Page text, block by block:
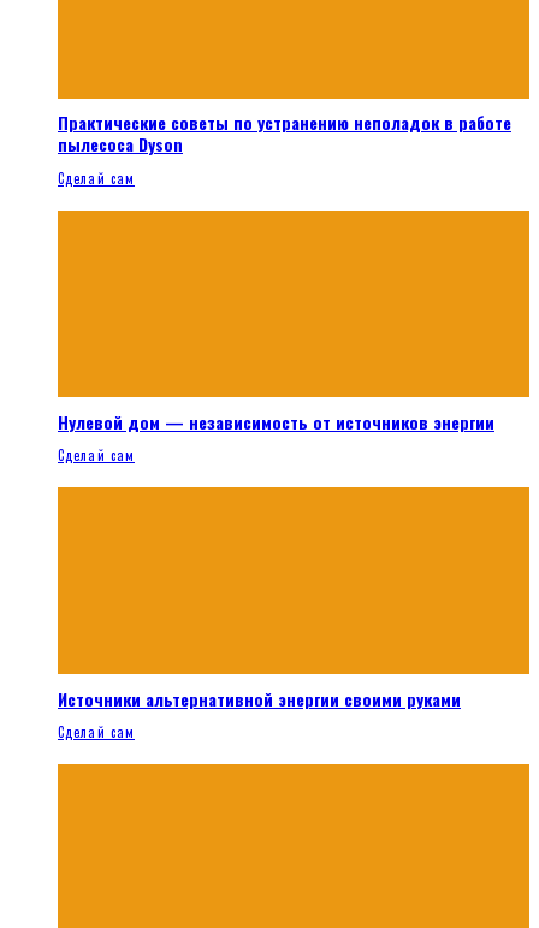
Практические советы по устранению неполадок в работе
пылесоса Dyson
Сделай сам
Нулевой дом — независимость от источников энергии
Сделай сам
Источники альтернативной энергии своими руками
Сделай сам